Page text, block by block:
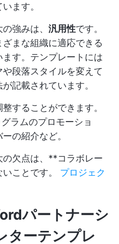
ます。
強みは、 汎用性です。
まな組織に適応できる
す。テンプレートには
段落スタイルを変えて
記載されています。
することができます。
ラムのプロモーショ
の紹介など。
の欠点は、**コラボレー
ことです。 プロジェク
パートナーシ
ターテンプレ